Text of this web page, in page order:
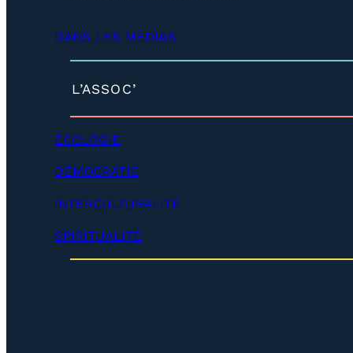
e
p
DANS LES MÉDIAS
L’ASSOC’
é
l
o
p
p
e
r
)
ÉCOLOGIE
DÉMOCRATIE
INTERCULTURALITÉ
SPIRITUALITÉ